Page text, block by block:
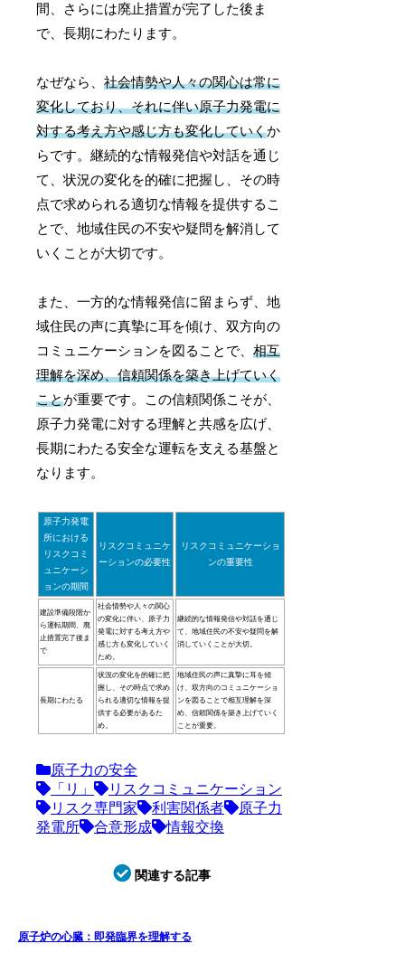
間、さらには廃止措置が完了した後ま
で、長期にわたります。
なぜなら、社会情勢や人々の関心は常に
変化しており、それに伴い原子力発電に
対する考え方や感じ方も変化していくか
らです。継続的な情報発信や対話を通じ
て、状況の変化を的確に把握し、その時
点で求められる適切な情報を提供するこ
とで、地域住民の不安や疑問を解消して
いくことが大切です。
また、一方的な情報発信に留まらず、地
域住民の声に真摯に耳を傾け、双方向の
コミュニケーションを図ることで、相互
理解を深め、信頼関係を築き上げていく
ことが重要です。この信頼関係こそが、
原子力発電に対する理解と共感を広げ、
長期にわたる安全な運転を支える基盤と
なります。
原子力発電
所における
リスクコミ
ュニケーシ
ョンの期間
リスクコミュニケ
ーションの必要性
リスクコミュニケーショ
ンの重要性
建設準備段階か
ら運転期間、廃
止措置完了後ま
で
社会情勢や人々の関心
の変化に伴い、原子力
発電に対する考え方や
感じ方も変化していく
ため。
継続的な情報発信や対話を通じ
て、地域住民の不安や疑問を解
消していくことが大切。
長期にわたる
状況の変化を的確に把
握し、その時点で求め
られる適切な情報を提
供する必要があるた
め。
地域住民の声に真摯に耳を傾
け、双方向のコミュニケーショ
ンを図ることで相互理解を深
め、信頼関係を築き上げていく
ことが重要。
原子力の安全
「リ」
リスクコミュニケーション
リスク専門家
利害関係者
原子力
発電所
合意形成 情報交換
関連する記事
原子炉の心臓：即発臨界を理解する